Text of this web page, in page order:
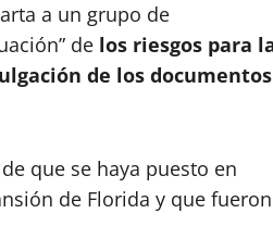
a un grupo de
de los riesgos para
de los documentos
que se haya puesto en
de Florida y que fueron